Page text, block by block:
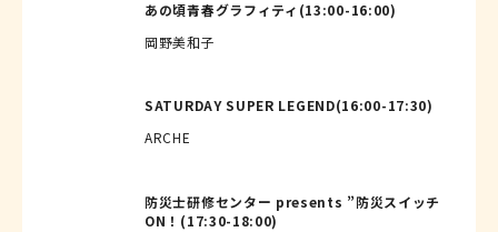
あの頃青春グラフィティ(13:00-16:00)
岡野美和子
SATURDAY SUPER LEGEND(16:00-17:30)
ARCHE
防災士研修センター presents ”防災スイッチ
ON！(17:30-18:00)